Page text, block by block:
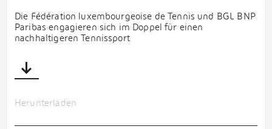
Die Fédération luxembourgeoise de Tennis und BGL BNP
Paribas engagieren sich im Doppel für einen
nachhaltigeren Tennissport
Herunterladen